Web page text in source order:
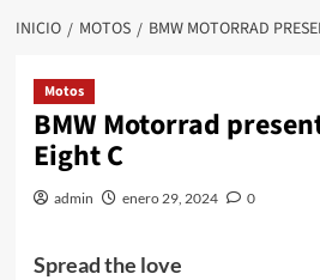
INICIO MOTOS BMW MOTORRAD
Motos
BMW Motorrad
Eight C
admin enero 29, 2024 0
Spread the love